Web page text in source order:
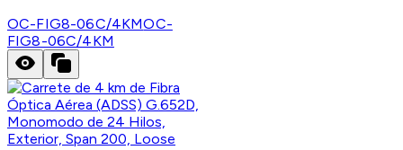
OC-FIG8-06C/4KMOC-
FIG8-06C/4KM